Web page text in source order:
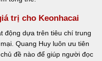
trị cho Keonhacai
động dựa trên tiêu chí trung
Quang Huy luôn ưu tiên
đề nào để giúp người đọc